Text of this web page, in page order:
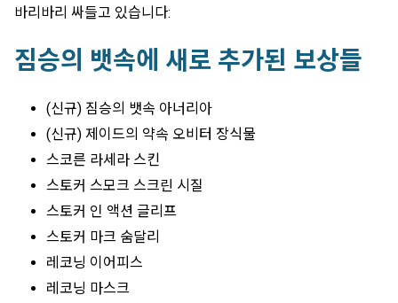
바리바리 싸들고 있습니다:
짐승의 뱃속에 새로 추가된 보상들
(신규) 짐승의 뱃속 아너리아
(신규) 제이드의 약속 오비터 장식물
스코른 라세라 스킨
스토커 스모크 스크린 시질
스토커 인 액션 글리프
스토커 마크 숨달리
레코닝 이어피스
레코닝 마스크